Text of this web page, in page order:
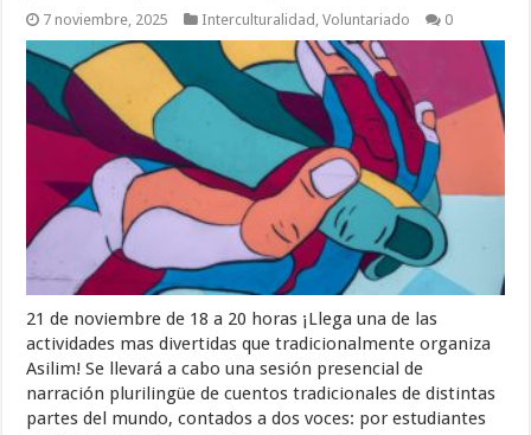
7 noviembre, 2025 Interculturalidad ,Voluntariado 0
21 de noviembre de 18 a 20 horas ¡Llega una de las
actividades mas divertidas que tradicionalmente organiza
Asilim! Se llevará a cabo una sesión presencial de
narración plurilingüe de cuentos tradicionales de distintas
partes del mundo, contados a dos voces: por estudiantes